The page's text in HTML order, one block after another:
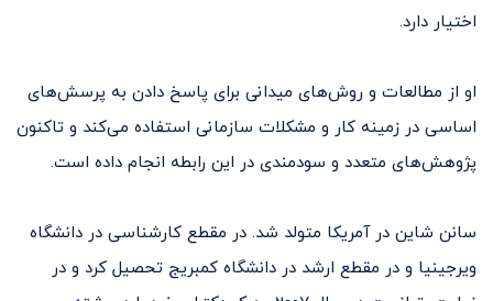
اختیار دارد.
او از مطالعات و روش‌های میدانی برای پاسخ دادن به پرسش‌های
اساسی در زمینه کار و مشکلات سازمانی استفاده می‌کند و تاکنون
پژوهش‌های متعدد و سودمندی در این رابطه انجام داده است.
سانن شاین در آمریکا متولد شد. در مقطع کارشناسی در دانشگاه
ویرجینیا و در مقطع ارشد در دانشگاه کمبریج تحصیل کرد و در